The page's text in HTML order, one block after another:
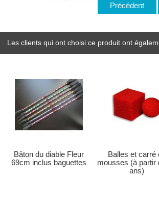
Précédent
Les clients qui ont choisi ce produit ont
Bâton du diable Fleur
69cm inclus baguettes
Balles et carré
mousses (à partir
ans)